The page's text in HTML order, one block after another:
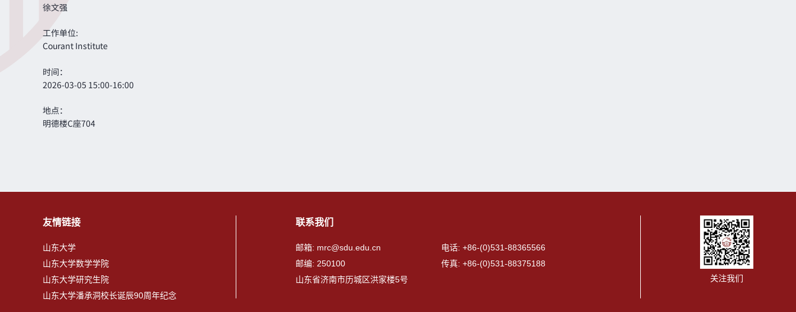
徐文强
工作单位:
Courant Institute
时间：
2026-03-05 15:00-16:00
地点：
明德楼C座704
友情链接
山东大学
山东大学数学学院
山东大学研究生院
山东大学潘承洞校长诞辰90周年纪念
联系我们
邮箱: mrc@sdu.edu.cn
电话: +86-(0)531-88365566
邮编: 250100
传真: +86-(0)531-88375188
山东省济南市历城区洪家楼5号
关注我们